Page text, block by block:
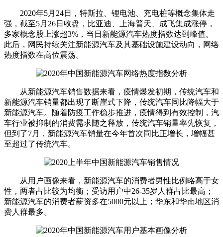
2020年5月24日，特斯拉、锂电池、充电桩等概念集体走
强，截至5月26日收盘，比亚迪、上海普天、成飞集成涨停，
多家概念股上涨超3%，当日新能源汽车热度指数达到峰值。
此后，网民持续关注新能源汽车及其基础设施建设动向，网络
热度指数在高位震荡。
从新能源汽车销售数据来看，疫情爆发初期，传统汽车和
新能源汽车销量都出现了断崖式下降，传统汽车同比降幅大于
新能源汽车。随着防疫工作稳步推进，疫情得到有效控制，汽
车行业被抑制的消费需求随之释放，传统汽车销量率先恢复，
但到了7月，新能源汽车销量在今年首次同比正增长，增幅甚
至超过了传统汽车。
从用户画像来看，新能源汽车的消费者男性比例略高于女
性，两者占比较为均衡；受访用户中26-35岁人群占比最高；
新能源汽车的消费者薪资多在5000元以上；华东和华南地区消
费人群最多。